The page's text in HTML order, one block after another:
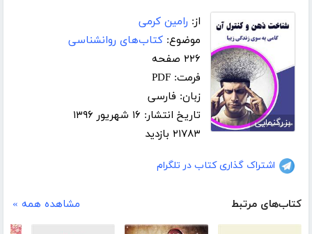
بزرگنمایی
از: رامین کرمی
موضوع: کتاب‌های روانشناسی
۲۲۶ صفحه
فرمت: PDF
زبان: فارسی
تاریخ انتشار: ۱۶ شهریور ۱۳۹۶
۲۱۷۸۳ بازدید
اشتراک گذاری کتاب در تلگرام
کتاب‌های مرتبط مشاهده همه »